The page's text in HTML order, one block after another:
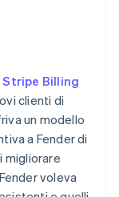
Stripe Billing
clienti di
un modello
a Fender di
migliorare
voleva